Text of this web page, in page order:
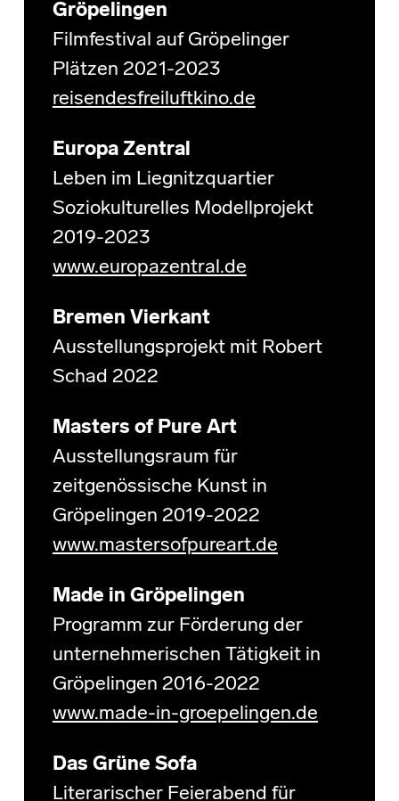
Gröpelingen
Filmfestival auf Gröpelinger
Plätzen 2021-2023
reisendesfreiluftkino.de
Europa Zentral
Leben im Liegnitzquartier
Soziokulturelles Modellprojekt
2019-2023
www.europazentral.de
Bremen Vierkant
Ausstellungsprojekt mit Robert
Schad 2022
Masters of Pure Art
Ausstellungsraum für
zeitgenössische Kunst in
Gröpelingen 2019-2022
www.mastersofpureart.de
Made in Gröpelingen
Programm zur Förderung der
unternehmerischen Tätigkeit in
Gröpelingen 2016-2022
www.made-in-groepelingen.de
Das Grüne Sofa
Literarischer Feierabend für